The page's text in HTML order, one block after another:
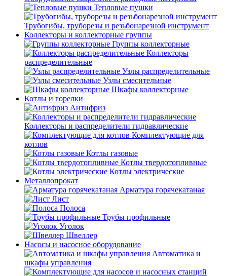
Тепловые пушки
Трубогибы, труборезы и резьбонарезной инструмент
Коллекторы и коллекторные группы
Группы коллекторные
Коллекторы
распределительные
Узлы распределительные
Узлы смесительные
Шкафы коллекторные
Котлы и горелки
Антифриз
Коллекторы и распределители гидравлические
Комплектующие для
котлов
Котлы газовые
Котлы твердотопливные
Котлы электрические
Металлопрокат
Арматура горячекатаная
Лист
Полоса
Трубы профильные
Уголок
Швеллер
Насосы и насосное оборудование
Автоматика и
шкафы управления